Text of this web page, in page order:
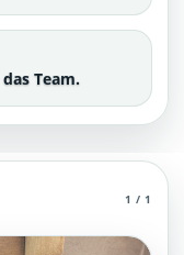
Team.
spezielles
1 / 1